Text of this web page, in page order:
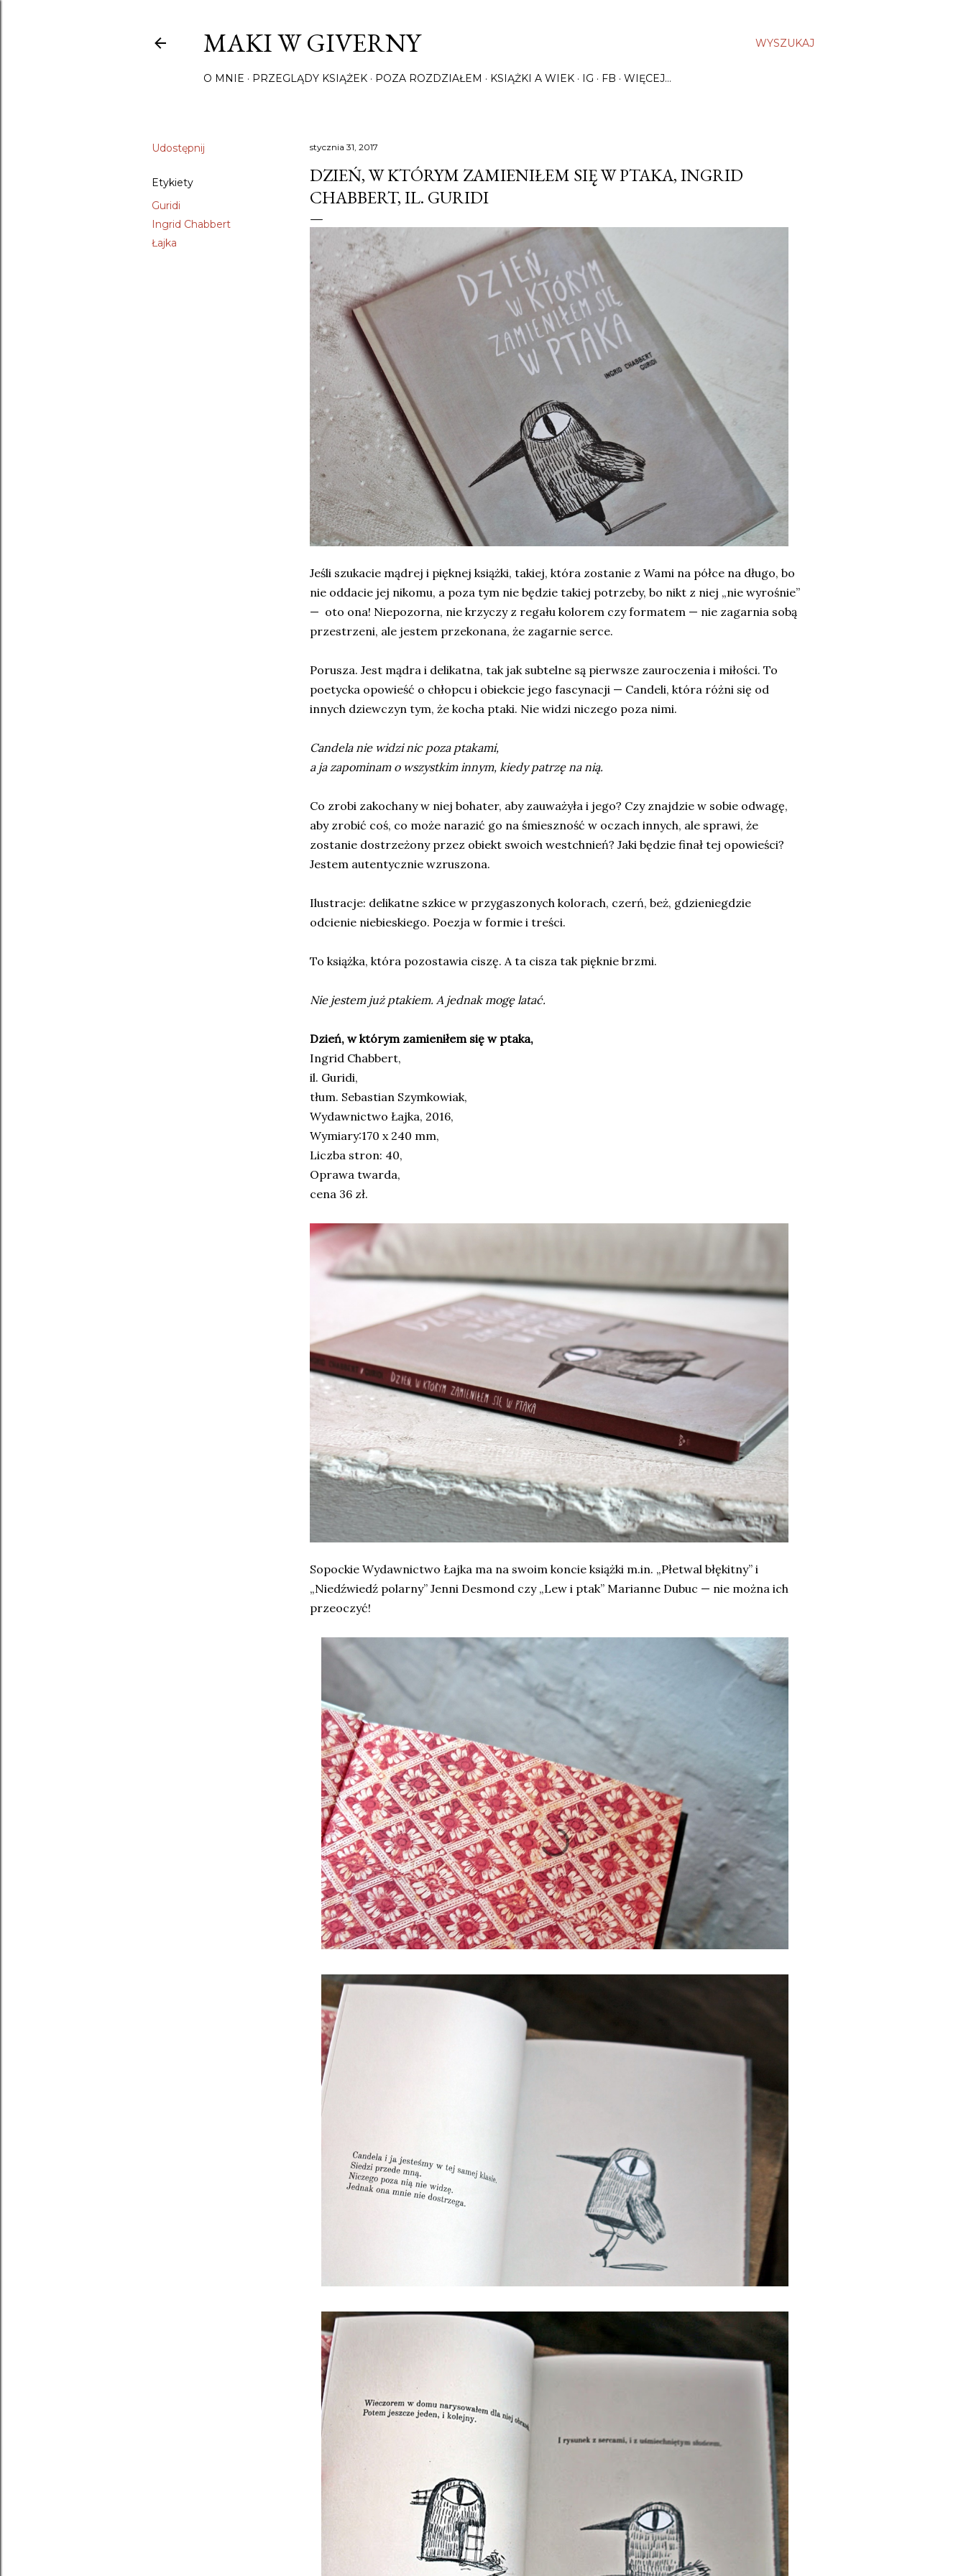
WYSZUKAJ
MAKI W GIVERNY
O MNIE PRZEGLĄDY KSIĄŻEK POZA ROZDZIAŁEM KSIĄŻKI A WIEK IG FB WIĘCEJ…
Udostępnij
Etykiety
Guridi
Ingrid Chabbert
Łajka
stycznia 31, 2017
DZIEŃ, W KTÓRYM ZAMIENIŁEM SIĘ W PTAKA, INGRID
CHABBERT, IL. GURIDI
Jeśli szukacie mądrej i pięknej książki, takiej, która zostanie z Wami na półce na długo, bo
nie oddacie jej nikomu, a poza tym nie będzie takiej potrzeby, bo nikt z niej „nie wyrośnie”
— oto ona! Niepozorna, nie krzyczy z regału kolorem czy formatem — nie zagarnia sobą
przestrzeni, ale jestem przekonana, że zagarnie serce.
Porusza. Jest mądra i delikatna, tak jak subtelne są pierwsze zauroczenia i miłości. To
poetycka opowieść o chłopcu i obiekcie jego fascynacji — Candeli, która różni się od
innych dziewczyn tym, że kocha ptaki. Nie widzi niczego poza nimi.
Candela nie widzi nic poza ptakami,
a ja zapominam o wszystkim innym, kiedy patrzę na nią.
Co zrobi zakochany w niej bohater, aby zauważyła i jego? Czy znajdzie w sobie odwagę,
aby zrobić coś, co może narazić go na śmieszność w oczach innych, ale sprawi, że
zostanie dostrzeżony przez obiekt swoich westchnień? Jaki będzie finał tej opowieści?
Jestem autentycznie wzruszona.
Ilustracje: delikatne szkice w przygaszonych kolorach, czerń, beż, gdzieniegdzie
odcienie niebieskiego. Poezja w formie i treści.
To książka, która pozostawia ciszę. A ta cisza tak pięknie brzmi.
Nie jestem już ptakiem. A jednak mogę latać.
Dzień, w którym zamieniłem się w ptaka,
Ingrid Chabbert,
il. Guridi,
tłum. Sebastian Szymkowiak,
Wydawnictwo Łajka, 2016,
Wymiary:170 x 240 mm,
Liczba stron: 40,
Oprawa twarda,
cena 36 zł.
Sopockie Wydawnictwo Łajka ma na swoim koncie książki m.in. „Płetwal błękitny” i
„Niedźwiedź polarny” Jenni Desmond czy „Lew i ptak” Marianne Dubuc — nie można ich
przeoczyć!